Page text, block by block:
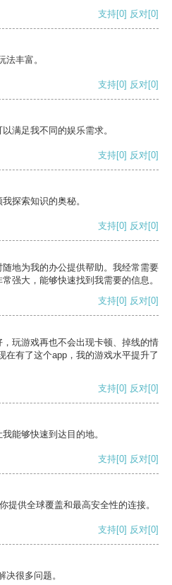
支持[0] 反对[0]
丰富。
支持[0] 反对[0]
满足我不同的娱乐需求。
支持[0] 反对[0]
探索知识的奥秘。
支持[0] 反对[0]
地为我的办公提供帮助。我经常需要
强大，能够快速找到我需要的信息。
支持[0] 反对[0]
玩游戏再也不会出现卡顿、掉线的情
在有了这个app，我的游戏水平提升了
支持[0] 反对[0]
能够快速到达目的地。
支持[0] 反对[0]
提供全球覆盖和最高安全性的连接。
支持[0] 反对[0]
很多问题。